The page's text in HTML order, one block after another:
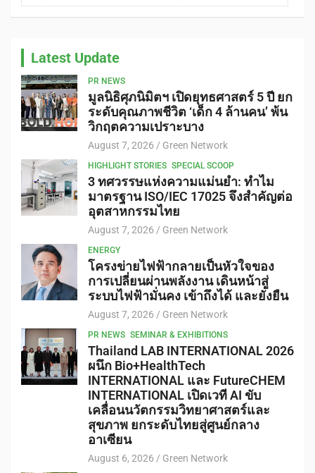
Latest Update
PR NEWS
มูลนิธิศุภนิมิตฯ เปิดยุทธศาสตร์ 5 ปี ยก
ระดับคุณภาพชีวิต ‘เด็ก 4 ล้านคน’ พ้น
วิกฤตความเปราะบาง
August 7, 2026 Green Network
HIGHLIGHT STORIES SPECIAL SCOOP
3 ทศวรรษแห่งความแม่นยำ: ทำไม
มาตรฐาน ISO/IEC 17025 จึงสำคัญต่อ
อุตสาหกรรมไทย
August 7, 2026 Green Network
ENERGY
โครงข่ายไฟฟ้ากลายเป็นหัวใจของ
การเปลี่ยนผ่านพลังงาน เดินหน้าสู่
ระบบไฟฟ้ามั่นคง เข้าถึงได้ และยั่งยืน
August 7, 2026 Green Network
PR NEWS SEMINAR & EXHIBITIONS
Thailand LAB INTERNATIONAL 2026
ผนึก Bio+HealthTech
INTERNATIONAL และ FutureCHEM
INTERNATIONAL เปิดเวที AI ขับ
เคลื่อนนวัตกรรมวิทยาศาสตร์และ
สุขภาพ ยกระดับไทยสู่ศูนย์กลาง
อาเซียน
August 6, 2026 Green Network